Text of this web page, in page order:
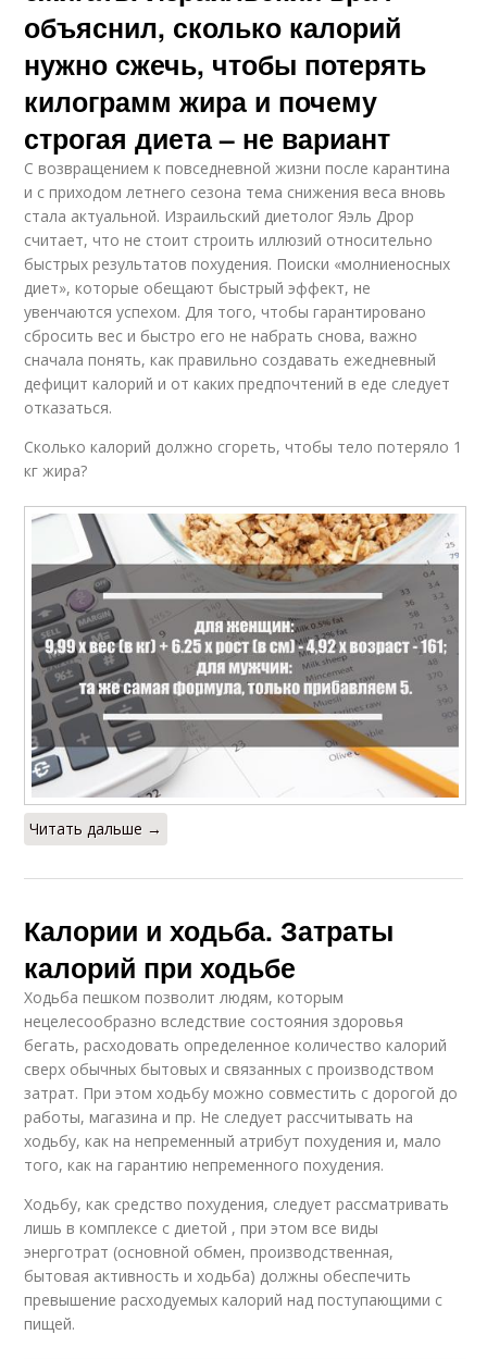
объяснил, сколько калорий
нужно сжечь, чтобы потерять
килограмм жира и почему
строгая диета – не вариант
С возвращением к повседневной жизни после карантина
и с приходом летнего сезона тема снижения веса вновь
стала актуальной. Израильский диетолог Яэль Дрор
считает, что не стоит строить иллюзий относительно
быстрых результатов похудения. Поиски «молниеносных
диет», которые обещают быстрый эффект, не
увенчаются успехом. Для того, чтобы гарантировано
сбросить вес и быстро его не набрать снова, важно
сначала понять, как правильно создавать ежедневный
дефицит калорий и от каких предпочтений в еде следует
отказаться.
Сколько калорий должно сгореть, чтобы тело потеряло 1
кг жира?
Читать дальше →
Калории и ходьба. Затраты
калорий при ходьбе
Ходьба пешком позволит людям, которым
нецелесообразно вследствие состояния здоровья
бегать, расходовать определенное количество калорий
сверх обычных бытовых и связанных с производством
затрат. При этом ходьбу можно совместить с дорогой до
работы, магазина и пр. Не следует рассчитывать на
ходьбу, как на непременный атрибут похудения и, мало
того, как на гарантию непременного похудения.
Ходьбу, как средство похудения, следует рассматривать
лишь в комплексе с диетой , при этом все виды
энерготрат (основной обмен, производственная,
бытовая активность и ходьба) должны обеспечить
превышение расходуемых калорий над поступающими с
пищей.